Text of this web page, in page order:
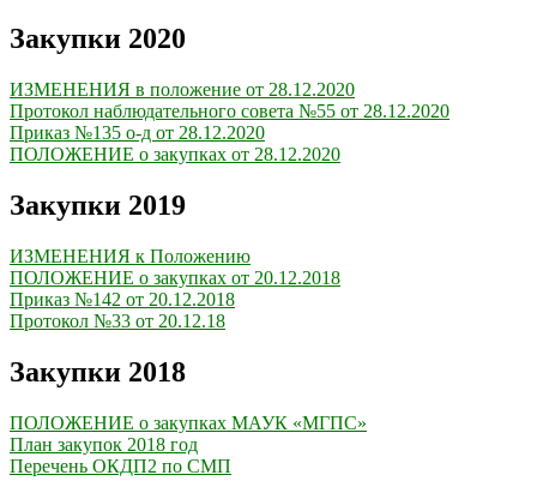
Закупки 2020
ИЗМЕНЕНИЯ в положение от 28.12.2020
Протокол наблюдательного совета №55 от 28.12.2020
Приказ №135 о-д от 28.12.2020
ПОЛОЖЕНИЕ о закупках от 28.12.2020
Закупки 2019
ИЗМЕНЕНИЯ к Положению
ПОЛОЖЕНИЕ о закупках от 20.12.2018
Приказ №142 от 20.12.2018
Протокол №33 от 20.12.18
Закупки 2018
ПОЛОЖЕНИЕ о закупках МАУК «МГПС»
План закупок 2018 год
Перечень ОКДП2 по СМП